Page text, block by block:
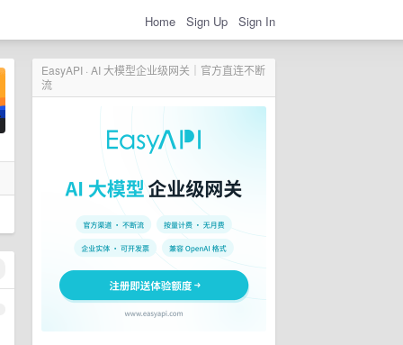
Home Sign Up Sign In
EasyAPI · AI 大模型企业级网关｜官方直连不断
流